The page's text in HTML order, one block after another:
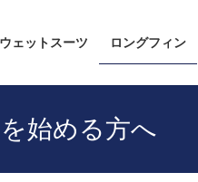
ウェットスーツ ロングフィン
始める方へ